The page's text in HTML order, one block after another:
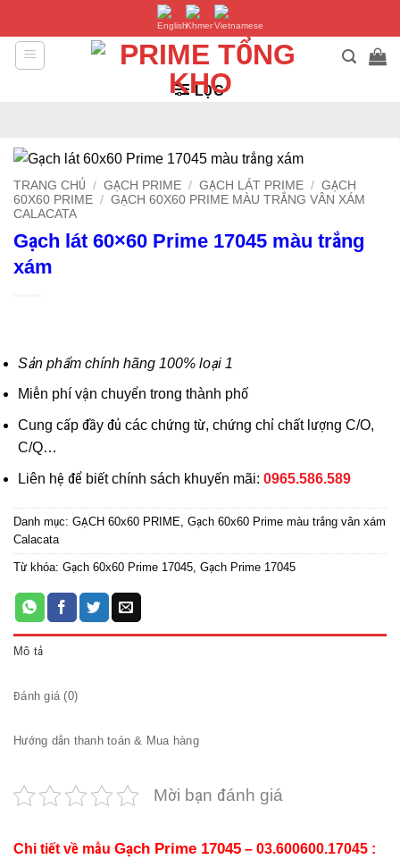
LỌC
TRANG CHỦ / GẠCH PRIME / GẠCH LÁT PRIME / GẠCH
60X60 PRIME / GẠCH 60X60 PRIME MÀU TRẮNG VÂN XÁM
CALACATA
Gạch lát 60×60 Prime 17045 màu trắng
xám
Sản phẩm chính hãng 100% loại 1
Miễn phí vận chuyển trong thành phố
Cung cấp đầy đủ các chứng từ, chứng chỉ chất lượng C/O,
C/Q…
Liên hệ để biết chính sách khuyến mãi: 0965.586.589
Danh mục: GẠCH 60x60 PRIME, Gạch 60x60 Prime màu trắng vân xám
Calacata
Từ khóa: Gạch 60x60 Prime 17045, Gạch Prime 17045
Mô tả
Đánh giá (0)
Hướng dẫn thanh toán & Mua hàng
Mời bạn đánh giá
Chi tiết về mẫu Gạch Prime 17045 – 03.600600.17045 :